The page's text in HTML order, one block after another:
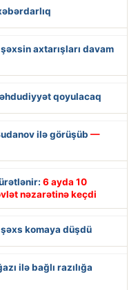
axtarışları davam
qoyulacaq
ilə görüşüb —
6 ayda 10
nəzarətinə keçdi
komaya düşdü
ilə bağlı razılığa